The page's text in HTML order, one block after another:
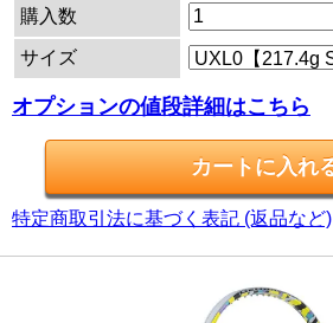
購入数
サイズ
オプションの値段詳細はこちら
特定商取引法に基づく表記 (返品など)